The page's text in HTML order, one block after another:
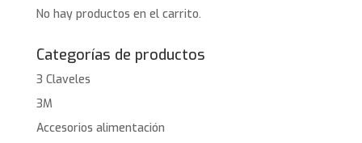
No hay productos en el carrito.
Categorías de productos
3 Claveles
3M
Accesorios alimentación